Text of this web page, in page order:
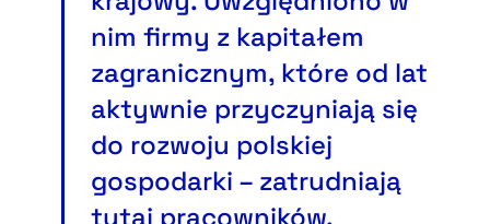
nim firmy z kapitałem
zagranicznym, które od lat
aktywnie przyczyniają się
do rozwoju polskiej
gospodarki – zatrudniają
tutaj pracowników,